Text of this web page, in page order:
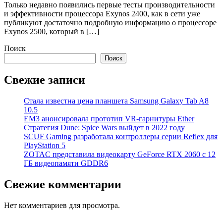
Только недавно появились первые тесты производительности
и эффективности процессора Exynos 2400, как в сети уже
публикуют достаточно подробную информацию о процессоре
Exynos 2500, который в […]
Поиск
Поиск
Свежие записи
Стала известна цена планшета Samsung Galaxy Tab A8
10.5
EM3 анонсировала прототип VR-гарнитуры Ether
Стратегия Dune: Spice Wars выйдет в 2022 году
SCUF Gaming разработала контроллеры серии Reflex для
PlayStation 5
ZOTAC представила видеокарту GeForce RTX 2060 с 12
ГБ видеопамяти GDDR6
Свежие комментарии
Нет комментариев для просмотра.